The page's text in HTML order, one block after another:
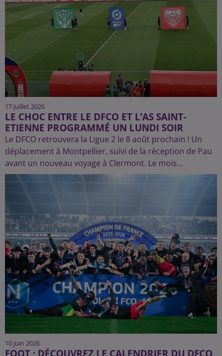
17 juillet 2026
LE CHOC ENTRE LE DFCO ET L’AS SAINT-
ETIENNE PROGRAMMÉ UN LUNDI SOIR
Le DFCO retrouvera la Ligue 2 le 8 août prochain ! Un
déplacement à Montpellier, suivi de la réception de Pau
avant un nouveau voyage à Clermont. Le mois...
10 juin 2026
FOOT : DÉCOUVREZ LE CALENDRIER DU DFCO